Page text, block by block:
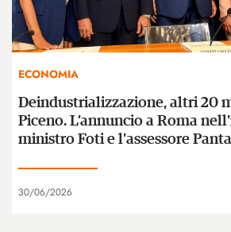
ECONOMIA
Deindustrializzazione, altri 20
Piceno. L’annuncio a Roma
ministro Foti e l'assessore
30/06/2026